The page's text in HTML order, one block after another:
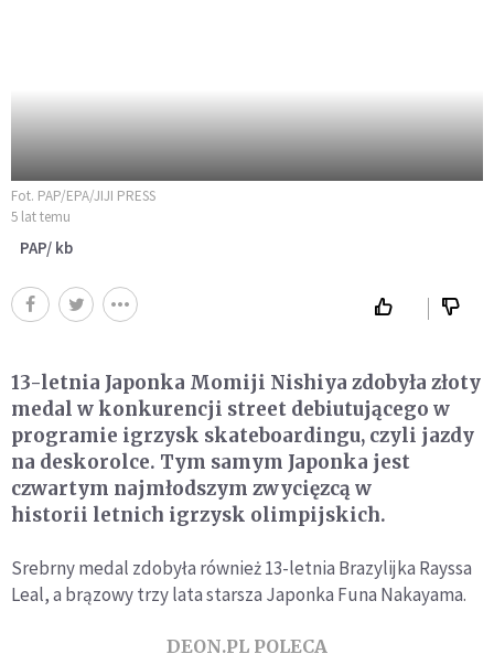
Fot. PAP/EPA/JIJI PRESS
5 lat temu
PAP/ kb
13-letnia Japonka Momiji Nishiya zdobyła złoty
medal w konkurencji street debiutującego w
programie igrzysk skateboardingu, czyli jazdy
na deskorolce. Tym samym Japonka jest
czwartym najmłodszym zwycięzcą w
historii letnich igrzysk olimpijskich.
Srebrny medal zdobyła również 13-letnia Brazylijka Rayssa
Leal, a brązowy trzy lata starsza Japonka Funa Nakayama.
DEON.PL POLECA